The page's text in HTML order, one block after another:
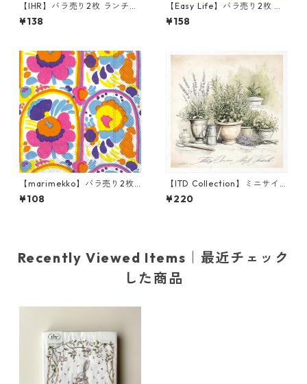
【IHR】バラ売り2枚 ランチサ
イズ ペーパーナプキン PRESE
NT FOR YOU ホワイト Anita
¥138
【Easy Life】バラ売り2枚 ラ
ンチサイズ ペーパーナプキン
Floral Fantasy グリーン
¥158
【marimekko】バラ売り2枚
カクテルサイズ ペーパーナプ
キン KARUSELLI ホワイト
¥108
【ITD Collection】ミニサイ
ズ ライスペーパー RSM1696
デコパージュ
¥220
Recently Viewed Items｜最近チェック
した商品